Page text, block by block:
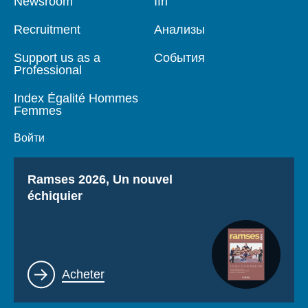
Recruitment
Support us as a
Professional
Index Égalité Hommes
Femmes
Войти
Анализы
События
Titre
Ramses 2026, Un nouvel
échiquier
Lien
Acheter